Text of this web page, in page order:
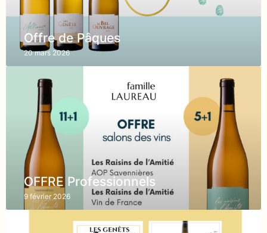
Offre de Pâques
20 mars 2026
OFFRE Professionnels
9 février 2026